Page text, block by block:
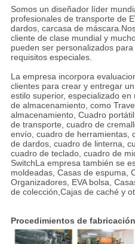
Somos un diseñador líder
profesionales de transporte de
dardos, carcasa de
cliente de clase mundial y
pueden ser personalizados
requisitos especiales.
La empresa incorpora
clientes para crear y entregar
estilo superior, especializado
de almacenamiento, como
almacenamiento, Cuadro
de transporte, cuadro de
envío, cuadro de herramientas,
de dardos, cuadro de linterna,
cuadro de teclado, cuadro de
SwitchLa empresa también se
moldeadas, Casas de espuma,
Organizadores, EVA bolsa,
de colección,Cajas de caché y
Procedimientos de fabricación